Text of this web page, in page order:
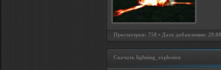
Просмотров: 758 • Дата добавления:
Скачать lighning_explosion